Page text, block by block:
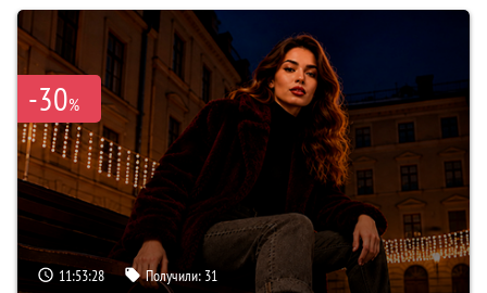
-30%
11:53:27 Получили: 31